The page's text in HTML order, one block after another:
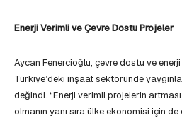
Enerji Verimli ve Çevre Dostu Projeler
Aycan Fenercioğlu, çevre dostu ve
Türkiye’deki inşaat sektöründe
değindi. “Enerji verimli projelerin
olmanın yanı sıra ülke ekonomisi için